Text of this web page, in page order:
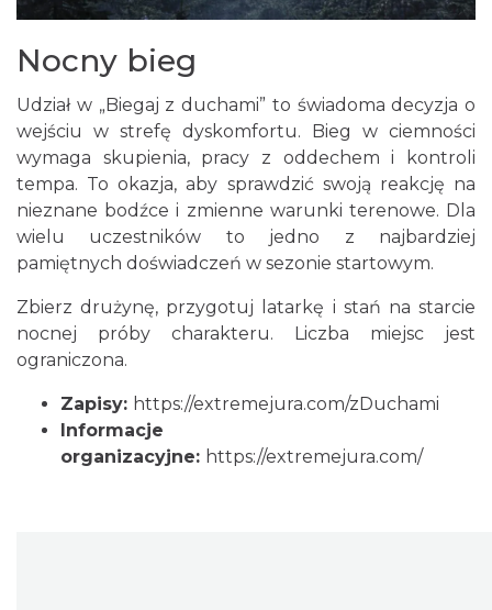
Podlesice
Juromania na Górze Zborów 19.09.2026
(sobota)
2026-09-19
10.94 km
Nocny bieg
Udział w „Biegaj z duchami” to świadoma decyzja o
wejściu w strefę dyskomfortu. Bieg w ciemności
wymaga skupienia, pracy z oddechem i kontroli
tempa. To okazja, aby sprawdzić swoją reakcję na
nieznane bodźce i zmienne warunki terenowe. Dla
wielu uczestników to jedno z najbardziej
pamiętnych doświadczeń w sezonie startowym.
Zbierz drużynę, przygotuj latarkę i stań na starcie
nocnej próby charakteru. Liczba miejsc jest
ograniczona.
Zapisy: https://extremejura.com/zDuchami
Informacje
organizacyjne: https://extremejura.com/